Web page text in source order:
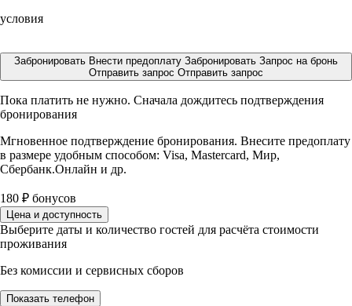
условия
Забронировать Внести предоплату Забронировать Запрос на бронь
Отправить запрос Отправить запрос
Пока платить не нужно. Сначала дождитесь подтверждения
бронирования
Мгновенное подтверждение бронирования. Внесите предоплату
в размере удобным способом: Visa, Mastercard, Мир,
Сбербанк.Онлайн и др.
180 ₽ бонусов
Цена и доступность
Выберите даты и количество гостей для расчёта стоимости
проживания
Без комиссии и сервисных сборов
Показать телефон